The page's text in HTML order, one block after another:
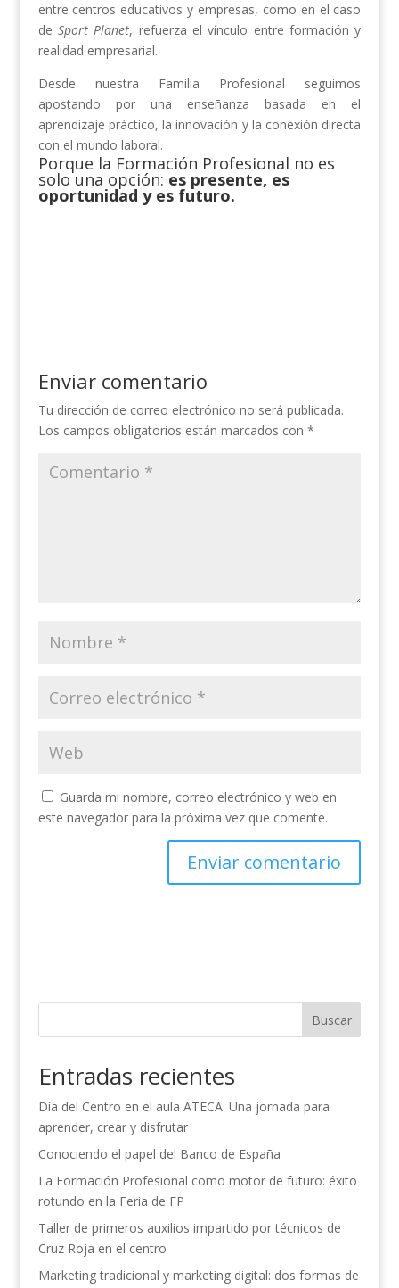
entre centros educativos y empresas, como en el caso
de Sport Planet, refuerza el vínculo entre formación y
realidad empresarial.
Desde nuestra Familia Profesional seguimos
apostando por una enseñanza basada en el
aprendizaje práctico, la innovación y la conexión directa
con el mundo laboral.
Porque la Formación Profesional no es
solo una opción: es presente, es
oportunidad y es futuro.
Enviar comentario
Tu dirección de correo electrónico no será publicada.
Los campos obligatorios están marcados con *
Guarda mi nombre, correo electrónico y web en
este navegador para la próxima vez que comente.
Buscar
Entradas recientes
Día del Centro en el aula ATECA: Una jornada para
aprender, crear y disfrutar
Conociendo el papel del Banco de España
La Formación Profesional como motor de futuro: éxito
rotundo en la Feria de FP
Taller de primeros auxilios impartido por técnicos de
Cruz Roja en el centro
Marketing tradicional y marketing digital: dos formas de